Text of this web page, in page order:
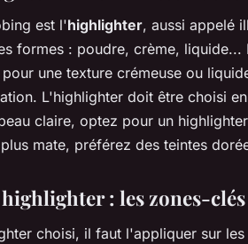
est l'highlighter, aussi appelé
formes : poudre, crème, liquide...
une texture crémeuse ou
L'highlighter doit être choisi
claire, optez pour un
mate, préférez des teintes
: les zones-clés
choisi, il faut l'appliquer sur